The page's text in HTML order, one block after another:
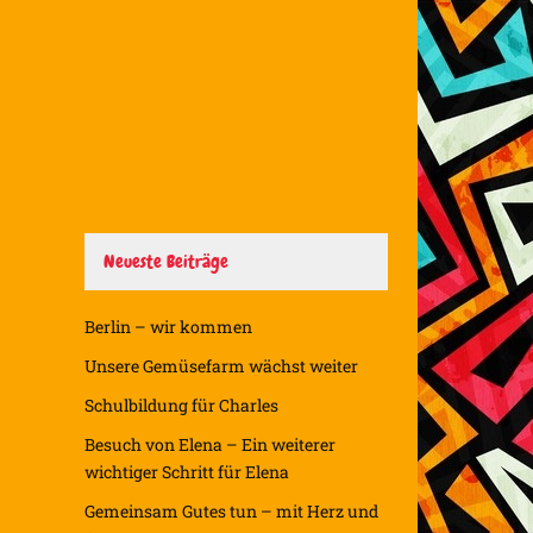
Neueste Beiträge
Berlin – wir kommen
Unsere Gemüsefarm wächst weiter
Schulbildung für Charles
Besuch von Elena – Ein weiterer
wichtiger Schritt für Elena
Gemeinsam Gutes tun – mit Herz und